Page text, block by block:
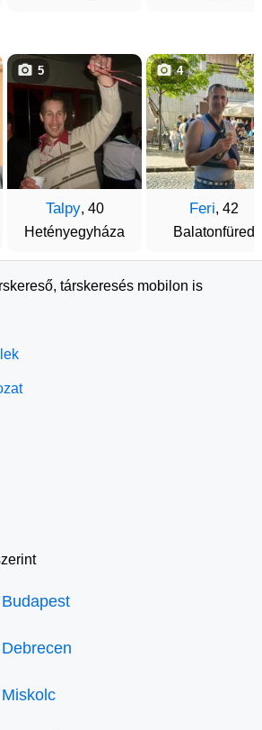
Talpy, 40
Hetényegyháza
5
Feri, 42
Balatonfüred
4
társkeresés mobilon is